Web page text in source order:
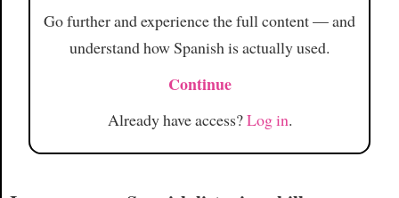
Go further and experience the full content — and
understand how Spanish is actually used.
Continue
Already have access?Log in.